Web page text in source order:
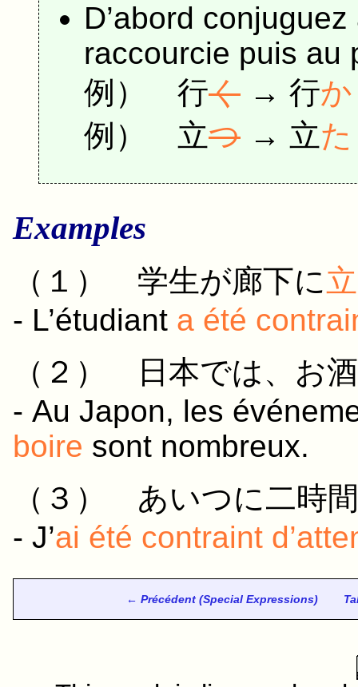
D’abord
raccourcie puis au
例） 行く → 行か
例） 立つ → 立た
Examples
（１） 学生が廊下に
- L’étudiant a été
（２）
日本では、 お酒
- Au Japon, les
boire sont nombreux.
（３） あいつに二時間
- J’ai été contraint
← Précédent (Special Expressions)